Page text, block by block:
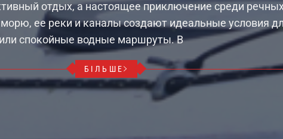
отдых, а настоящее приключение среди
ее реки и каналы создают идеальные условия
спокойные водные маршруты. В
БІЛЬШЕ